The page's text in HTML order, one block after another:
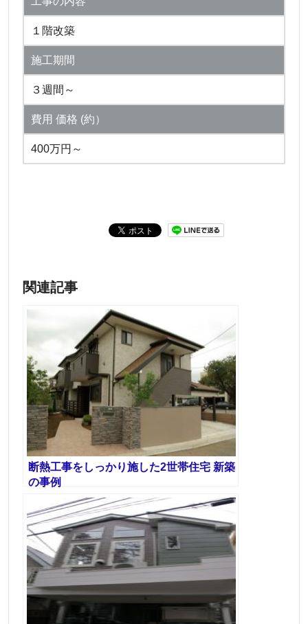
１階改築
施工期間
３週間～
費用 価格 (約）
400万円～
関連記事
断熱工事をしっかり施した2世帯住宅 新築
の事例